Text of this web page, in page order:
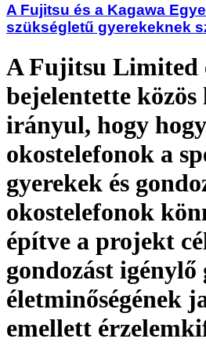
A Fujitsu és a Kagawa
szükségletű gyerekeknek
A Fujitsu Limited
bejelentette
irányul, hogy
okostelefonok a
gyerekek és
okostelefonok
építve a projekt
gondozást igénylő
életminőségének
emellett